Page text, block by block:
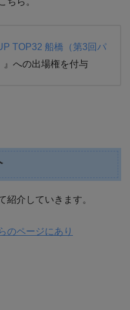
TOP32 船橋（第3回パ
』への出場権を付与
紹介していきます。
のページにあり